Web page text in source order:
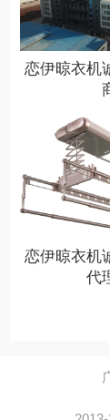
恋伊晾衣机
恋伊晾衣机
代